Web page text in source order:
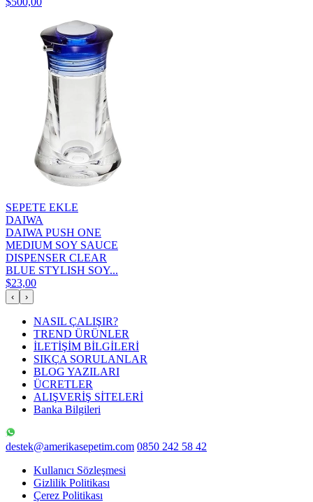
SEPETE EKLE
DAIWA
DAIWA PUSH ONE
MEDIUM SOY SAUCE
DISPENSER CLEAR
BLUE STYLISH SOY...
$23,00
‹ ›
NASIL ÇALIŞIR?
TREND ÜRÜNLER
İLETİŞİM BİLGİLERİ
SIKÇA SORULANLAR
BLOG YAZILARI
ÜCRETLER
ALIŞVERİŞ SİTELERİ
Banka Bilgileri
destek@amerikasepetim.com 0850 242 58 42
Kullanıcı Sözleşmesi
Gizlilik Politikası
Çerez Politikası